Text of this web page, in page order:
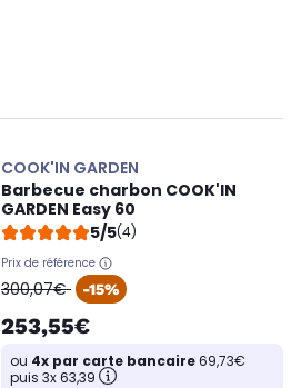
COOK'IN GARDEN
Barbecue charbon COOK'IN
GARDEN Easy 60
5/5(4)
Prix de référence
oldPrice
300,07€ -15%
253,55€
ou 4x par carte bancaire69,73€
puis 3x 63,39